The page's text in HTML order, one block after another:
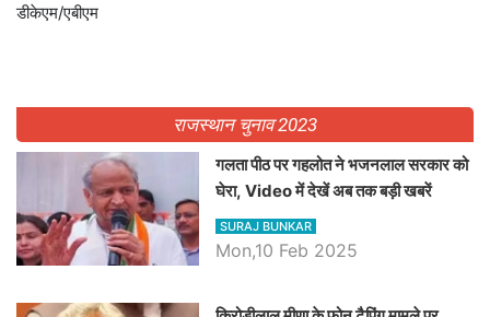
डीकेएम/एबीएम
राजस्थान चुनाव 2023
गलता पीठ पर गहलोत ने भजनलाल सरकार को
घेरा, Video में देखें अब तक बड़ी खबरें
SURAJ BUNKAR
Mon,10 Feb 2025